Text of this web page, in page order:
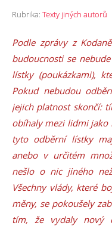
Rubrika: Texty jiných autorů
Podle zprávy z
budoucnosti se
lístky (poukázkami),
Pokud nebudou
jejich platnost skončí:
obíhaly mezi lidmi jako
tyto odběrní lístky
anebo v určitém
nešlo o nic jiného
Všechny vlády, které
měny, se pokoušely
tím, že vydaly nový